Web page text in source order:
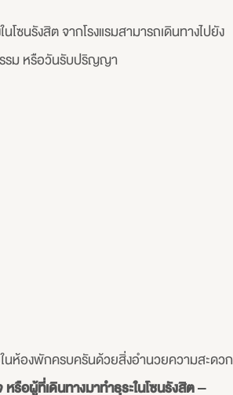
นรังสิต จากโรงแรมสามารถเดินทางไปยัง
รรม หรือวันรับปริญญา
ในห้องพักครบครันด้วยสิ่งอำนวยความสะดวก
อผู้ที่เดินทางมาทำธุระในโซนรังสิต –